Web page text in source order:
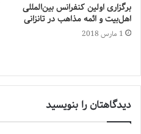
برگزاری اولین کنفرانس بین‌المللی
اهل‌بیت و ائمه مذاهب در تانزانی
1 مارس 2018
دیدگاهتان را بنویسید